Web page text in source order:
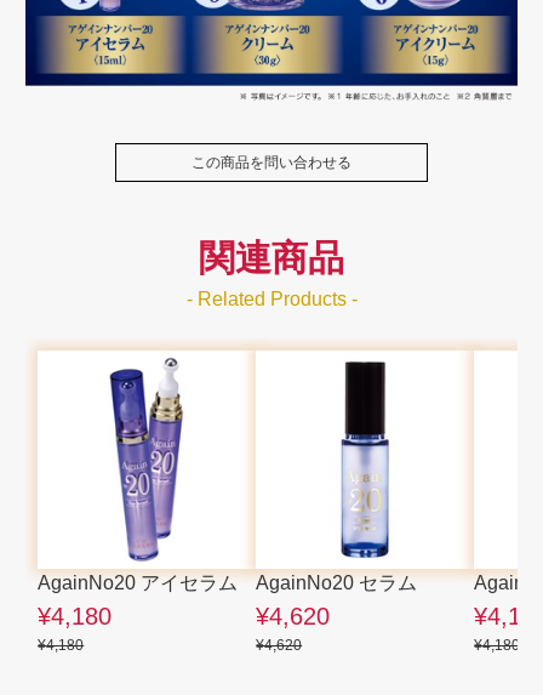
この商品を問い合わせる
関連商品
- Related Products -
AgainNo20 アイセラム
¥4,180
¥4,180
AgainNo20 セラム
¥4,620
¥4,620 ¥4,180